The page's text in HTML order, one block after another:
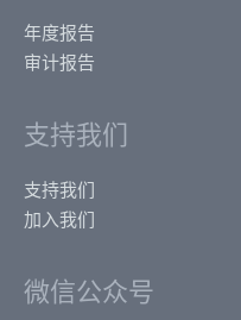
年度报告
审计报告
支持我们
支持我们
加入我们
微信公众号